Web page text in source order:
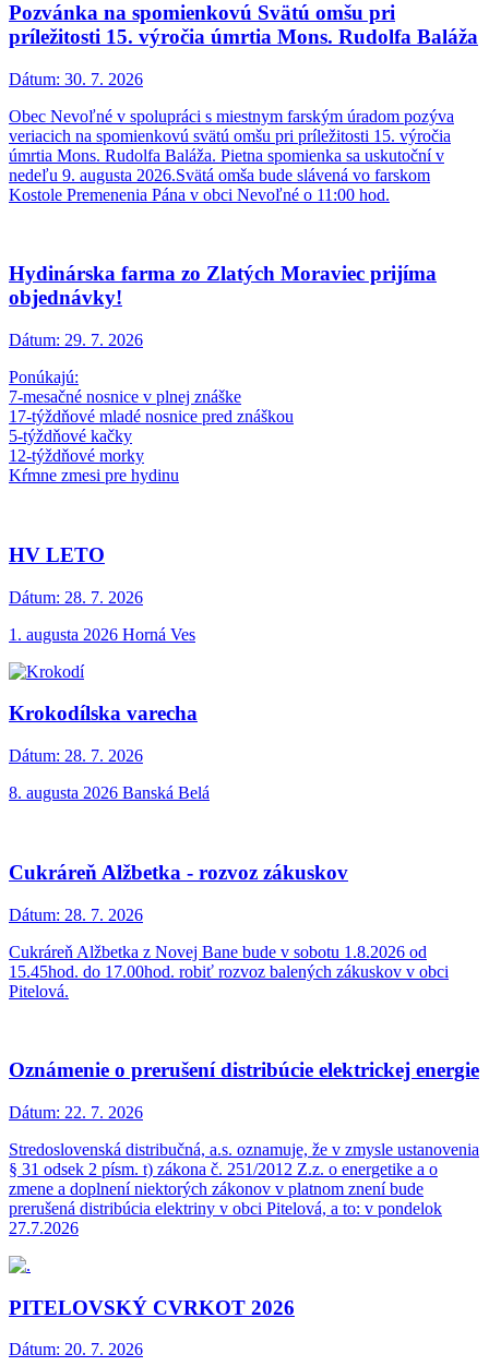
Pozvánka na spomienkovú Svätú omšu pri
príležitosti 15. výročia úmrtia Mons. Rudolfa Baláža
Dátum: 30. 7. 2026
Obec Nevoľné v spolupráci s miestnym farským úradom pozýva
veriacich na spomienkovú svätú omšu pri príležitosti 15. výročia
úmrtia Mons. Rudolfa Baláža. Pietna spomienka sa uskutoční v
nedeľu 9. augusta 2026.Svätá omša bude slávená vo farskom
Kostole Premenenia Pána v obci Nevoľné o 11:00 hod.
Hydinárska farma zo Zlatých Moraviec prijíma
objednávky!
Dátum: 29. 7. 2026
Ponúkajú:
7-mesačné nosnice v plnej znáške
17-týždňové mladé nosnice pred znáškou
5-týždňové kačky
12-týždňové morky
Kŕmne zmesi pre hydinu
HV LETO
Dátum: 28. 7. 2026
1. augusta 2026 Horná Ves
Krokodílska varecha
Dátum: 28. 7. 2026
8. augusta 2026 Banská Belá
Cukráreň Alžbetka - rozvoz zákuskov
Dátum: 28. 7. 2026
Cukráreň Alžbetka z Novej Bane bude v sobotu 1.8.2026 od
15.45hod. do 17.00hod. robiť rozvoz balených zákuskov v obci
Pitelová.
Oznámenie o prerušení distribúcie elektrickej energie
Dátum: 22. 7. 2026
Stredoslovenská distribučná, a.s. oznamuje, že v zmysle ustanovenia
§ 31 odsek 2 písm. t) zákona č. 251/2012 Z.z. o energetike a o
zmene a doplnení niektorých zákonov v platnom znení bude
prerušená distribúcia elektriny v obci Pitelová, a to: v pondelok
27.7.2026
PITELOVSKÝ CVRKOT 2026
Dátum: 20. 7. 2026